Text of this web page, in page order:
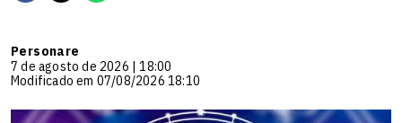
Personare
7 de agosto de 2026 | 18:00
Modificado em 07/08/2026 18:10